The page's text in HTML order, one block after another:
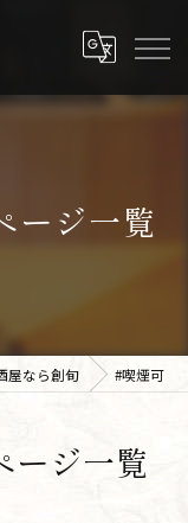
ージ一覧
屋なら創旬 #喫煙可
ージ一覧